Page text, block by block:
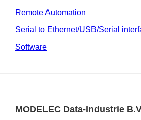
Remote Automation
Serial to Ethernet/USB/Serial
Software
MODELEC Data-Industrie